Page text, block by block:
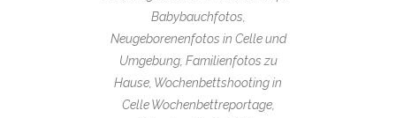
Babybauchfotos,
Neugeborenenfotos in Celle und
Umgebung, Familienfotos zu
Hause, Wochenbettshooting in
Celle Wochenbettreportage,